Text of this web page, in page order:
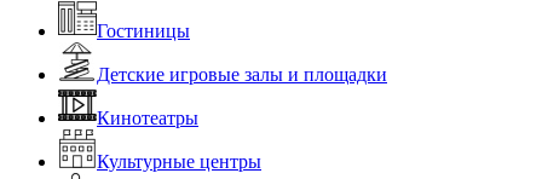
Гостиницы
Детские игровые залы и площадки
Кинотеатры
Культурные центры